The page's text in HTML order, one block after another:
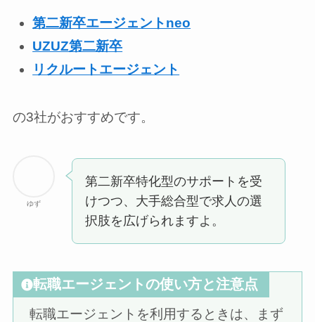
第二新卒エージェントneo
UZUZ第二新卒
リクルートエージェント
の3社がおすすめです。
ゆず
第二新卒特化型のサポートを受
けつつ、大手総合型で求人の選
択肢を広げられますよ。
転職エージェントの使い方と注意点
転職エージェントを利用するときは、まず